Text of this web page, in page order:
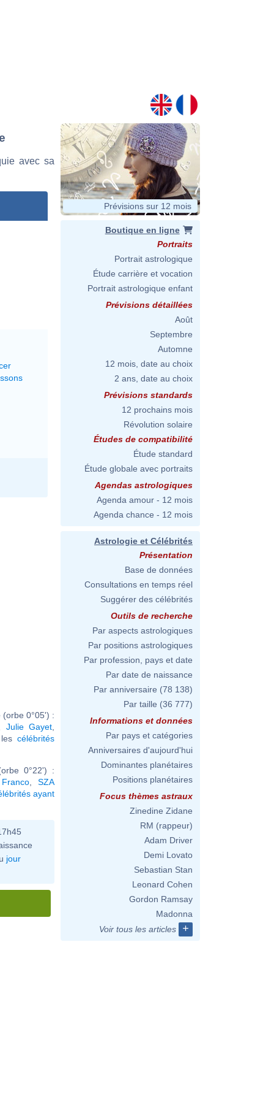
avec sa
0°05') :
Julie Gayet
lescélébrités
0°22') :
SZA
ayant
jour
Prévisions sur 12 mois
Boutique en ligne
Portraits
Portrait astrologique
Étude carrière et vocation
Portrait astrologique enfant
Prévisions détaillées
Août
Septembre
Automne
12 mois, date au choix
2 ans, date au choix
Prévisions standards
12 prochains mois
Révolution solaire
Études de compatibilité
Étude standard
Étude globale avec portraits
Agendas astrologiques
Agenda amour - 12 mois
Agenda chance - 12 mois
Astrologie et Célébrités
Présentation
Base de données
Consultations en temps réel
Suggérer des célébrités
Outils de recherche
Par aspects astrologiques
Par positions astrologiques
Par profession, pays et date
Par date de naissance
Par anniversaire (78 138)
Par taille (36 777)
Informations et données
Par pays et catégories
Anniversaires d'aujourd'hui
Dominantes planétaires
Positions planétaires
Focus thèmes astraux
Zinedine Zidane
RM (rappeur)
Adam Driver
Demi Lovato
Sebastian Stan
Leonard Cohen
Gordon Ramsay
Madonna
Voir tous les articles
+